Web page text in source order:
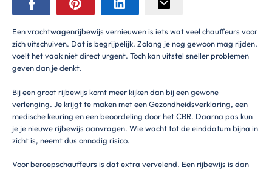
Een vrachtwagenrijbewijs vernieuwen is iets wat veel chauffeurs voor
zich uitschuiven. Dat is begrijpelijk. Zolang je nog gewoon mag rijden,
voelt het vaak niet direct urgent. Toch kan uitstel sneller problemen
geven dan je denkt.
Bij een groot rijbewijs komt meer kijken dan bij een gewone
verlenging. Je krijgt te maken met een Gezondheidsverklaring, een
medische keuring en een beoordeling door het CBR. Daarna pas kun
je je nieuwe rijbewijs aanvragen. Wie wacht tot de einddatum bijna in
zicht is, neemt dus onnodig risico.
Voor beroepschauffeurs is dat extra vervelend. Een rijbewijs is dan